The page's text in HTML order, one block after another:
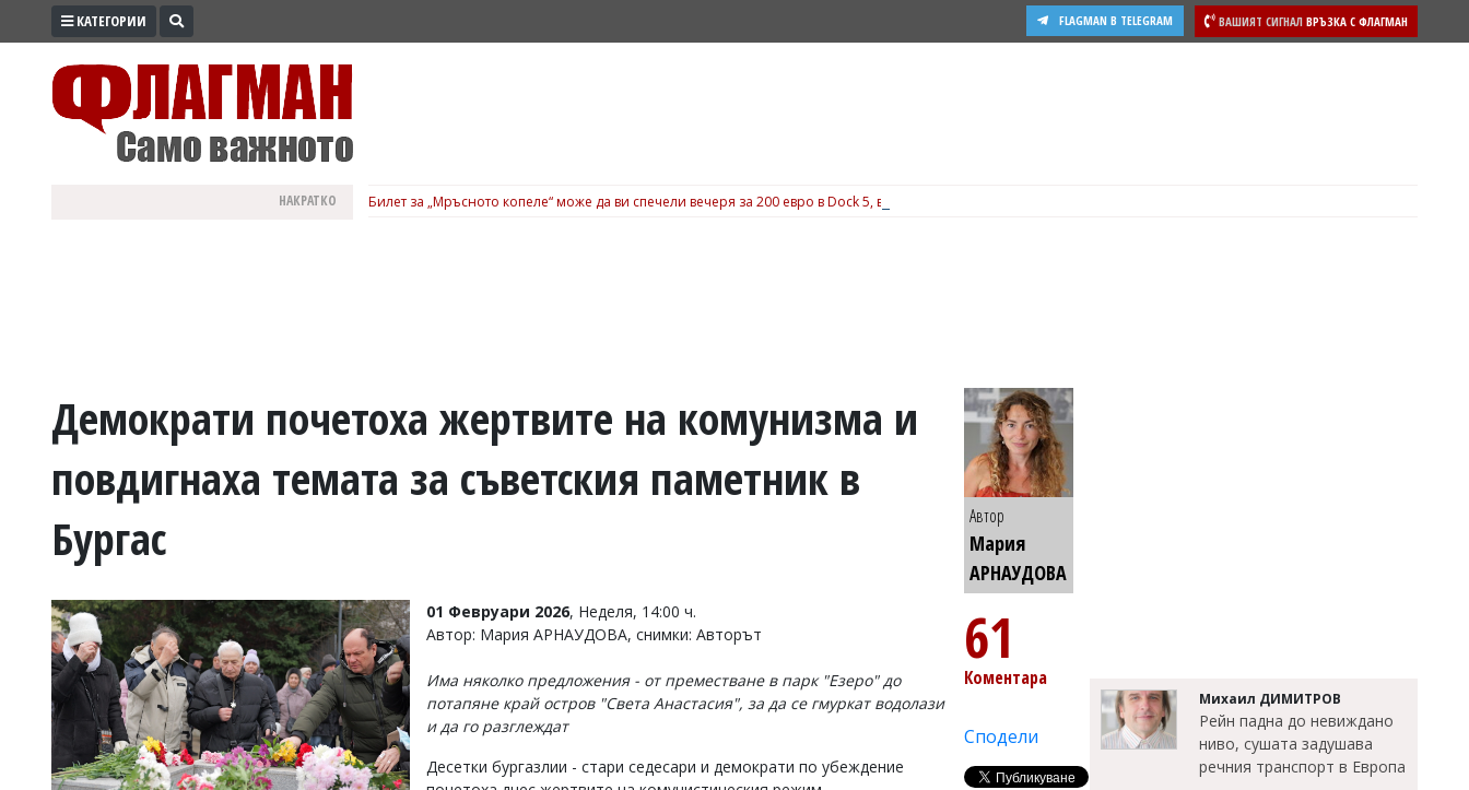
ПРОМО
ВОЙНАТА
УКРАЙНА
РАЗСЛЕДВАНЕ
БИЗНЕС
Управители:
Веселин
Василев,
v.vasilev@flagman.bg
КАТЕГОРИИ ВАШИЯТ СИГНАЛ ВРЪЗКА С ФЛАГМАН
FLAGMAN В TELEGRAM
НАКРАТКО Билет за „Мръсното копеле“ може да ви спечели вечеря за 200 евро в Dock 5, вижте подробности
Демократи почетоха жертвите на комунизма и
повдигнаха темата за съветския паметник в
Бургас
01 Февруари 2026, Неделя, 14:00 ч.
Автор: Мария АРНАУДОВА, снимки: Авторът
Има няколко предложения - от преместване в парк "Езеро" до
потапяне край остров "Света Анастасия", за да се гмуркат водолази
и да го разглеждат
Десетки бургазлии - стари седесари и демократи по убеждение
Автор
Мария
АРНАУДОВА
61
Коментара
Сподели
Михаил ДИМИТРОВ
Рейн падна до невиждано
ниво, сушата задушава
речния транспорт в Европа